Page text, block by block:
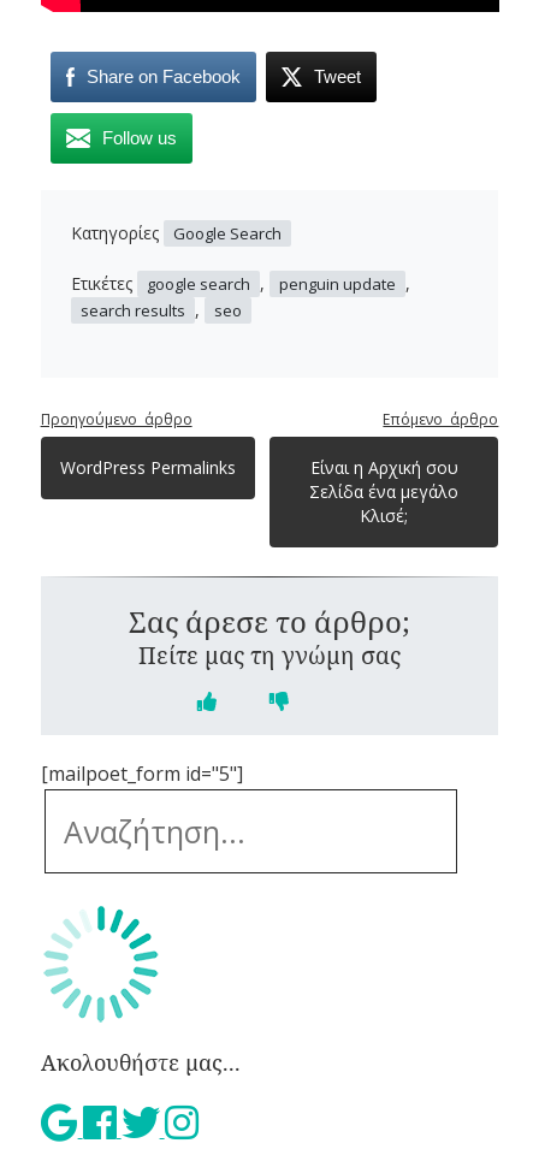
Share on Facebook Tweet
Follow us
Κατηγορίες Google Search
Ετικέτες google search , penguin update ,
search results , seo
WordPress Permalinks
Είναι η Αρχική σου
Σελίδα ένα μεγάλο
Κλισέ;
Σας άρεσε το άρθρο;
Πείτε μας τη γνώμη σας
[mailpoet_form id="5"]
Ακολουθήστε μας...